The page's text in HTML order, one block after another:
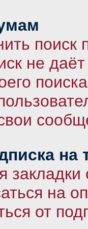
не даёт
на
закладки
на
от